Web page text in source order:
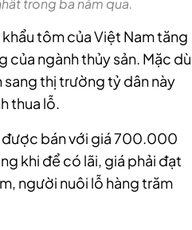
trong ba năm qua.
tôm của Việt Nam tăng
của ngành thủy sản. Mặc dù
sang thị trường tỷ dân này
thua lỗ.
được bán với giá 700.000
khi để có lãi, giá phải đạt
người nuôi lỗ hàng trăm